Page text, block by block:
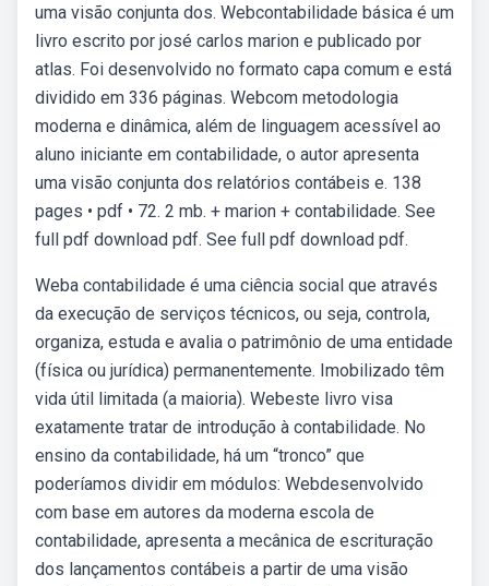
uma visão conjunta dos. Webcontabilidade básica é um
livro escrito por josé carlos marion e publicado por
atlas. Foi desenvolvido no formato capa comum e está
dividido em 336 páginas. Webcom metodologia
moderna e dinâmica, além de linguagem acessível ao
aluno iniciante em contabilidade, o autor apresenta
uma visão conjunta dos relatórios contábeis e. 138
pages • pdf • 72. 2 mb. + marion + contabilidade. See
full pdf download pdf. See full pdf download pdf.
Weba contabilidade é uma ciência social que através
da execução de serviços técnicos, ou seja, controla,
organiza, estuda e avalia o patrimônio de uma entidade
(física ou jurídica) permanentemente. Imobilizado têm
vida útil limitada (a maioria). Webeste livro visa
exatamente tratar de introdução à contabilidade. No
ensino da contabilidade, há um “tronco” que
poderíamos dividir em módulos: Webdesenvolvido
com base em autores da moderna escola de
contabilidade, apresenta a mecânica de escrituração
dos lançamentos contábeis a partir de uma visão